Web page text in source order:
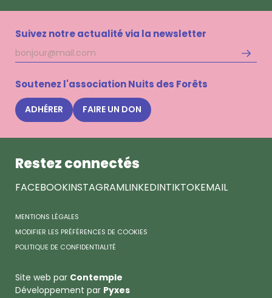
Suivez notre actualité via la newsletter
Adresse
mail
Soutenez l'association Nuits des Forêts
ADHÉRER FAIRE UN DON
Restez connectés
FACEBOOKINSTAGRAMLINKEDINTIKTOKEMAIL
MENTIONS LÉGALES
MODIFIER LES PRÉFÉRENCES DE COOKIES
POLITIQUE DE CONFIDENTIALITÉ
Site web par Contemple
Développement par Pyxes